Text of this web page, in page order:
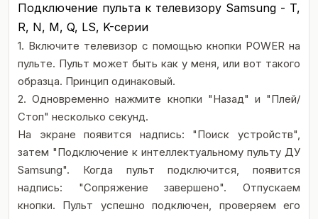
Подключение пульта к телевизору Samsung - T,
R, N, M, Q, LS, K-серии
1. Включите телевизор с помощью кнопки POWER на
пульте. Пульт может быть как у меня, или вот такого
образца. Принцип одинаковый.
2. Одновременно нажмите кнопки "Назад" и "Плей/
Стоп" несколько секунд.
На экране появится надпись: "Поиск устройств",
затем "Подключение к интеллектуальному пульту ДУ
Samsung". Когда пульт подключится, появится
надпись: "Сопряжение завершено". Отпускаем
кнопки. Пульт успешно подключен, проверяем его